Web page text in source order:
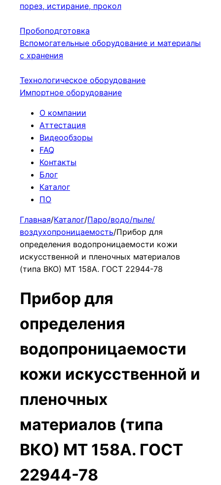
порез, истирание, прокол
Пробоподготовка
Вспомогательные оборудование и материалы
с хранения
Технологическое оборудование
Импортное оборудование
О компании
Аттестация
Видеообзоры
FAQ
Контакты
Блог
Каталог
ПО
Главная/Каталог/Паро/водо/пыле/
воздухопроницаемость/Прибор для
определения водопроницаемости кожи
искусственной и пленочных материалов
(типа ВКО) МТ 158А. ГОСТ 22944-78
Прибор для
определения
водопроницаемости
кожи искусственной и
пленочных
материалов (типа
ВКО) МТ 158А. ГОСТ
22944-78